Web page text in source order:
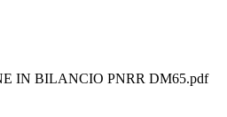
IN BILANCIO PNRR DM65.pdf